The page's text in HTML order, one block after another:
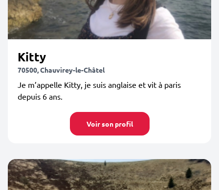
Kitty
70500, Chauvirey-le-Châtel
Je m’appelle Kitty, je suis anglaise et vit à paris
depuis 6 ans.
Voir son profil